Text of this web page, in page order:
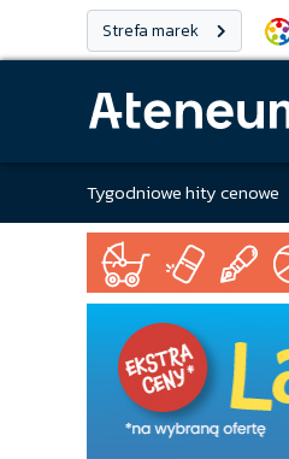
Strefa marek
Tygodniowe hity cenowe